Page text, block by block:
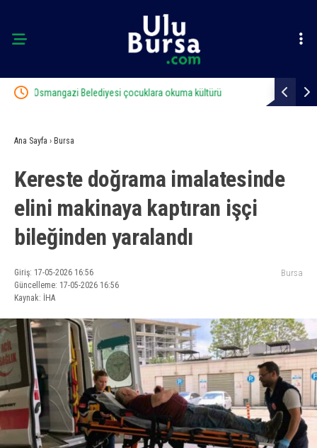
Osmangazi Belediyesi pazarlardan aylık 600 ton atık
Ana Sayfa › Bursa
Kereste doğrama imalatesinde
elini makinaya kaptıran işçi
bileğinden yaralandı
Giriş: 17-05-2026 16:56
Güncelleme: 17-05-2026 16:56
Kaynak: İHA
Bursa